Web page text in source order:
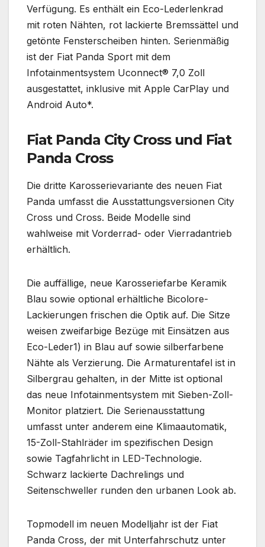
Verfügung. Es enthält ein Eco-Lederlenkrad
mit roten Nähten, rot lackierte Bremssättel und
getönte Fensterscheiben hinten. Serienmäßig
ist der Fiat Panda Sport mit dem
Infotainmentsystem Uconnect® 7,0 Zoll
ausgestattet, inklusive mit Apple CarPlay und
Android Auto*.
Fiat Panda City Cross und Fiat
Panda Cross
Die dritte Karosserievariante des neuen Fiat
Panda umfasst die Ausstattungsversionen City
Cross und Cross. Beide Modelle sind
wahlweise mit Vorderrad- oder Vierradantrieb
erhältlich.
Die auffällige, neue Karosseriefarbe Keramik
Blau sowie optional erhältliche Bicolore-
Lackierungen frischen die Optik auf. Die Sitze
weisen zweifarbige Bezüge mit Einsätzen aus
Eco-Leder1) in Blau auf sowie silberfarbene
Nähte als Verzierung. Die Armaturentafel ist in
Silbergrau gehalten, in der Mitte ist optional
das neue Infotainmentsystem mit Sieben-Zoll-
Monitor platziert. Die Serienausstattung
umfasst unter anderem eine Klimaautomatik,
15-Zoll-Stahlräder im spezifischen Design
sowie Tagfahrlicht in LED-Technologie.
Schwarz lackierte Dachrelings und
Seitenschweller runden den urbanen Look ab.
Topmodell im neuen Modelljahr ist der Fiat
Panda Cross, der mit Unterfahrschutz unter